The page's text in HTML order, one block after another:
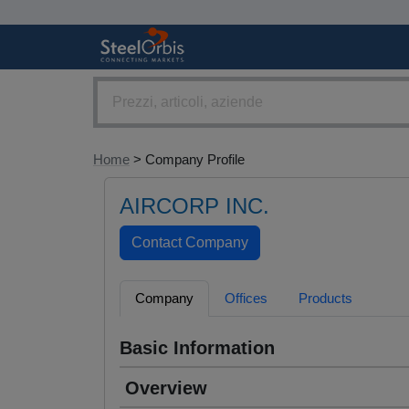
Home > Company Profile
AIRCORP INC.
Company Offices Products
Basic Information
Overview